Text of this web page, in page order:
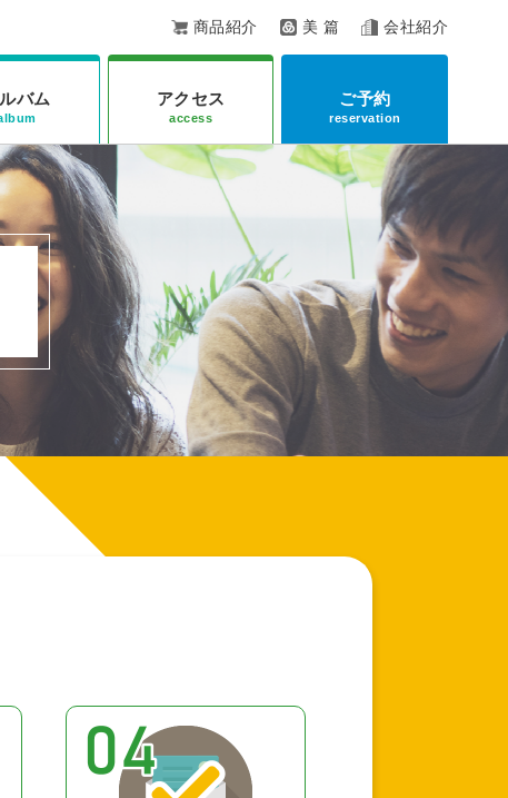
商品紹介 美 篇 会社紹介
バム アクセス
access
ご予約
reservation